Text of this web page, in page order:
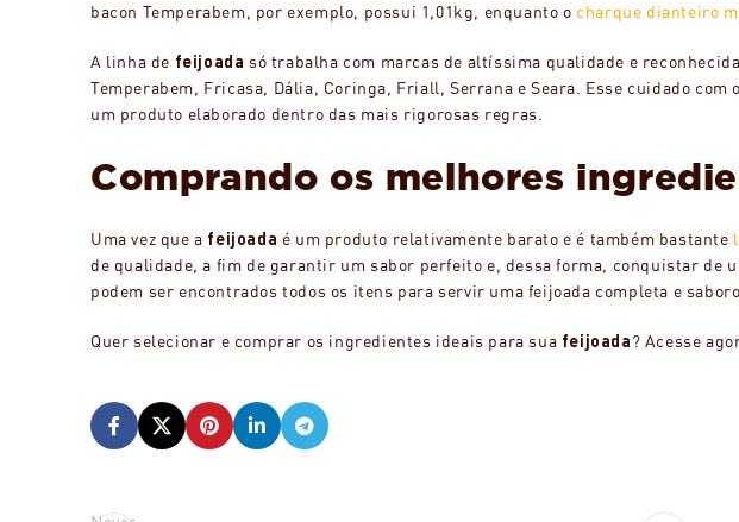
bacon Temperabem, por exemplo, possui 1,01kg, enquanto o charque dianteiro
A linha de feijoada só trabalha com marcas de altíssima qualidade e
Temperabem, Fricasa, Dália, Coringa, Friall, Serrana e Seara. Esse cuidado
um produto elaborado dentro das mais rigorosas regras.
Comprando os melhores
Uma vez que a feijoada é um produto relativamente barato e é também bastante
de qualidade, a fim de garantir um sabor perfeito e, dessa forma, conquistar de
podem ser encontrados todos os itens para servir uma feijoada completa e
Quer selecionar e comprar os ingredientes ideais para sua feijoada? Acesse